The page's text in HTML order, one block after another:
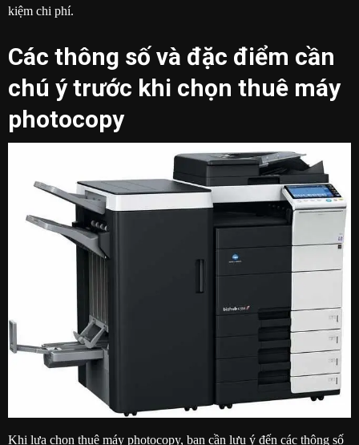
kiệm chi phí.
Các thông số và đặc điểm cần
chú ý trước khi chọn thuê máy
photocopy
Khi lựa chọn thuê máy photocopy, bạn cần lưu ý đến các thông số